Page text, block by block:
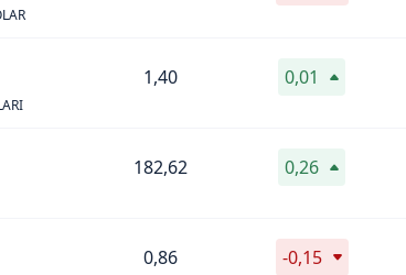
1,40 0,01
182,62 0,26
0,86 -0,15